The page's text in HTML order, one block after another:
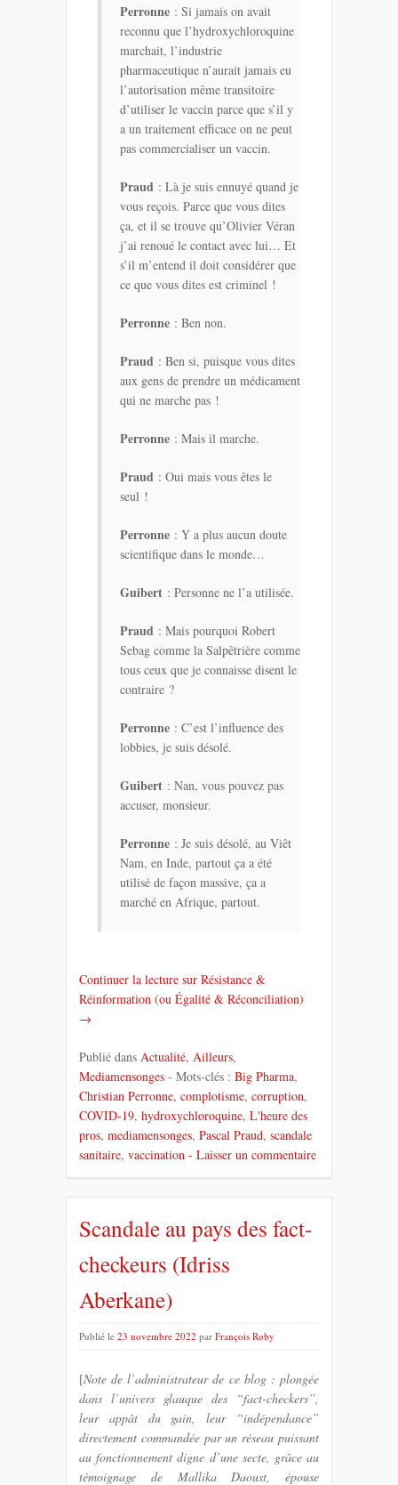
Perronne : Si jamais on avait
reconnu que l’hydroxychloroquine
marchait, l’industrie
pharmaceutique n’aurait jamais eu
l’autorisation même transitoire
d’utiliser le vaccin parce que s’il y
a un traitement efficace on ne peut
pas commercialiser un vaccin.
Praud : Là je suis ennuyé quand je
vous reçois. Parce que vous dites
ça, et il se trouve qu’Olivier Véran
j’ai renoué le contact avec lui… Et
s’il m’entend il doit considérer que
ce que vous dites est criminel !
Perronne : Ben non.
Praud : Ben si, puisque vous dites
aux gens de prendre un médicament
qui ne marche pas !
Perronne : Mais il marche.
Praud : Oui mais vous êtes le
seul !
Perronne : Y a plus aucun doute
scientifique dans le monde…
Guibert : Personne ne l’a utilisée.
Praud : Mais pourquoi Robert
Sebag comme la Salpêtrière comme
tous ceux que je connaisse disent le
contraire ?
Perronne : C’est l’influence des
lobbies, je suis désolé.
Guibert : Nan, vous pouvez pas
accuser, monsieur.
Perronne : Je suis désolé, au Viêt
Nam, en Inde, partout ça a été
utilisé de façon massive, ça a
marché en Afrique, partout.
Continuer la lecture sur Résistance &
Réinformation (ou Égalité & Réconciliation)
→
Publié dans Actualité, Ailleurs,
Mediamensonges - Mots-clés : Big Pharma,
Christian Perronne, complotisme, corruption,
COVID-19, hydroxychloroquine, L'heure des
pros, mediamensonges, Pascal Praud, scandale
sanitaire, vaccination - Laisser un commentaire
Scandale au pays des fact-
checkeurs (Idriss
Aberkane)
Publié le 23 novembre 2022 par François Roby
[Note de l’administrateur de ce blog : plongée
dans l’univers glauque des “fact-checkers”,
leur appât du gain, leur “indépendance”
directement commandée par un réseau puissant
au fonctionnement digne d’une secte, grâce au
témoignage de Mallika Daoust, épouse